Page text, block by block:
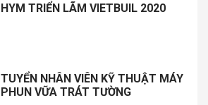
HYM TRIỂN LÃM VIETBUIL 2020
TUYỂN NHÂN VIÊN KỸ THUẬT MÁY
PHUN VỮA TRÁT TƯỜNG